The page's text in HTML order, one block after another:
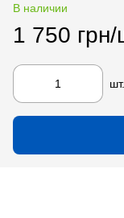
В наличии
1 750 грн/
шт.